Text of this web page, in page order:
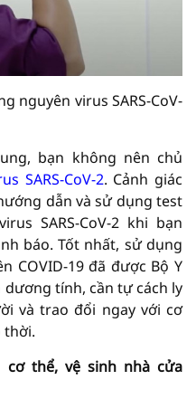
nguyên virus SARS-CoV-
bạn không nên chủ
SARS-CoV-2. Cảnh giác
dẫn và sử dụng test
SARS-CoV-2 khi bạn
báo. Tốt nhất, sử dụng
COVID-19 đã được Bộ Y
tính, cần tự cách ly
và trao đổi ngay với cơ
thời.
cơ thể, vệ sinh nhà cửa